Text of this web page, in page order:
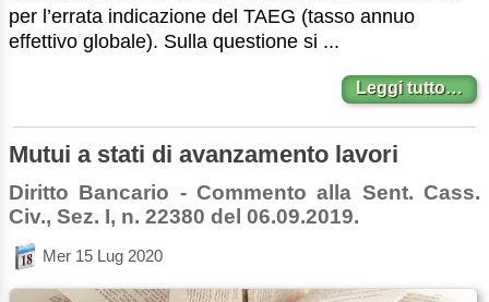
per l’errata indicazione del TAEG (tasso annuo
effettivo globale). Sulla questione si ...
Leggi tutto…
Mutui a stati di avanzamento lavori
Diritto Bancario - Commento alla Sent. Cass.
Civ., Sez. I, n. 22380 del 06.09.2019.
Mer 15 Lug 2020